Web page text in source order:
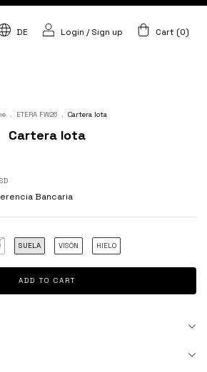
DE Login /Sign up Cart (0)
. ETERA FW26 . Cartera Iota
Cartera Iota
Bancaria
SUELA VISÓN HIELO